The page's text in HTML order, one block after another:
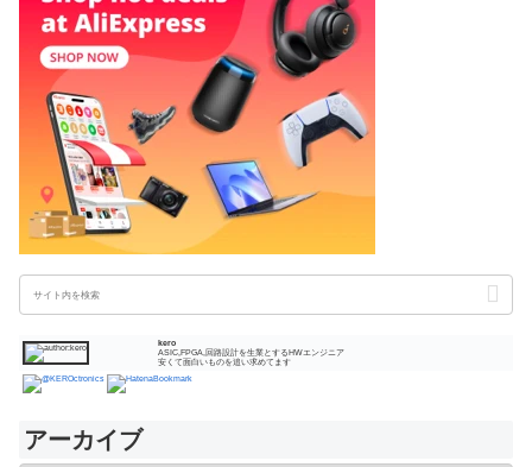
kero
ASIC,FPGA,回路設計を生業とするHWエンジニア
安くて面白いものを追い求めてます
アーカイブ